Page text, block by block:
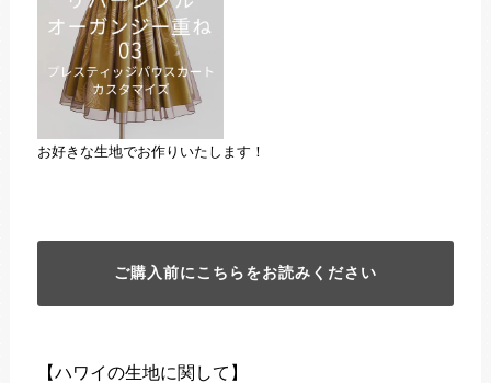
お好きな生地でお作りいたします！
ご購入前にこちらをお読みください
【ハワイの生地に関して】